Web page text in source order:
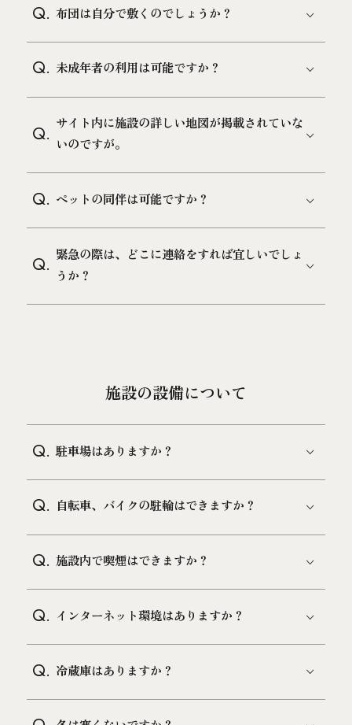
Q. 布団は自分で敷くのでしょうか？
Q. 未成年者の利用は可能ですか？
Q. サイト内に施設の詳しい地図が掲載されていな
いのですが。
Q. ペットの同伴は可能ですか？
Q. 緊急の際は、どこに連絡をすれば宜しいでしょ
うか？
施設の設備について
Q. 駐車場はありますか？
Q. 自転車、バイクの駐輪はできますか？
Q. 施設内で喫煙はできますか？
Q. インターネット環境はありますか？
Q. 冷蔵庫はありますか？